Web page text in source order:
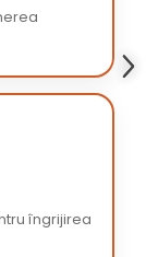
îngrijirea